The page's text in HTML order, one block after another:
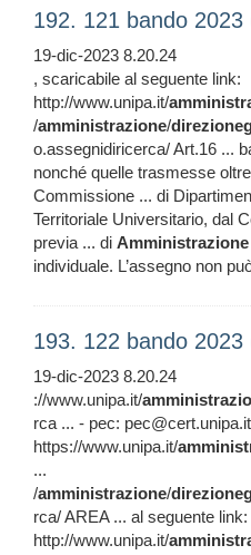
192. 121 bando 2023
19-dic-2023 8.20.24
, scaricabile al seguente link:
http://www.unipa.it/
/amministrazione/
o.assegnidiricerca/ Art.16 ...
nonché quelle trasmesse
Commissione ... di
Territoriale Universitario, dal
previa ... di Amministrazione
individuale. L’assegno non
193. 122 bando 2023
19-dic-2023 8.20.24
://www.unipa.it/
rca ... - pec: pec@cert.unipa.it
https://www.unipa.it/
...
/amministrazione/
rca/ AREA ... al seguente link:
http://www.unipa.it/